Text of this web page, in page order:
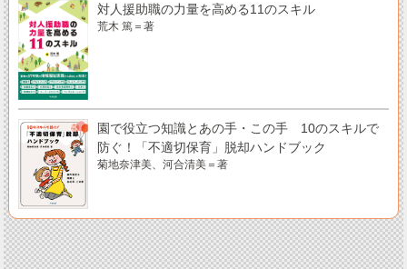
対人援助職の力量を高める11のスキル
荒木 篤＝著
園で役立つ知識とあの手・この手 10のスキルで
防ぐ！「不適切保育」脱却ハンドブック
菊地奈津美、河合清美＝著